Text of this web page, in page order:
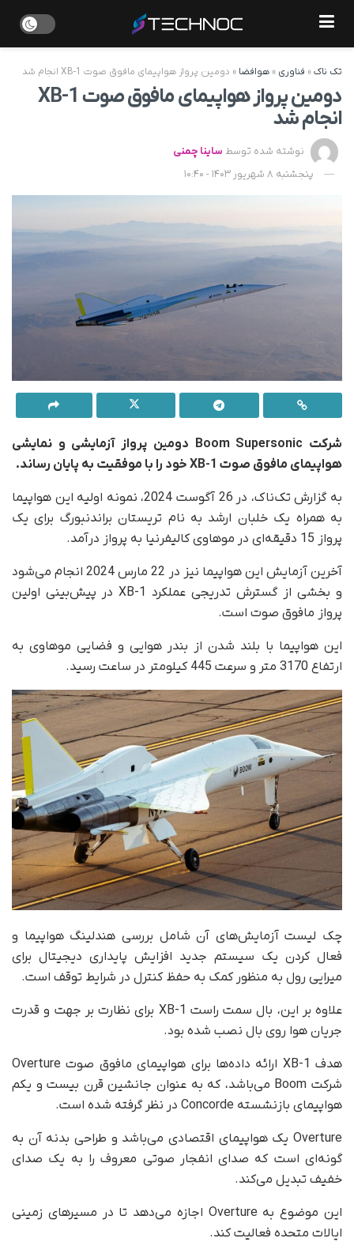
تک ناک» فناوری » هوافضا » دومین پرواز هواپیمای مافوق صوت XB-1 انجام شد
دومین پرواز هواپیمای مافوق صوت XB-1
انجام شد
نوشته شده توسط ساینا چمنی
پنجشنبه 8 شهریور 1403 - 10:40
شرکت Boom Supersonic دومین پرواز آزمایشی و نمایشی
هواپیمای مافوق صوت XB-1 خود را با موفقیت به پایان رساند.
به گزارش تک‌ناک، در 26 آگوست 2024، نمونه اولیه این هواپیما
به همراه یک خلبان ارشد به نام تریستان براندنبورگ برای یک
پرواز 15 دقیقه‌ای در موهاوی کالیفرنیا به پرواز درآمد.
آخرین آزمایش این هواپیما نیز در 22 مارس 2024 انجام می‌شود
و بخشی از گسترش تدریجی عملکرد XB-1 در پیش‌بینی اولین
پرواز مافوق صوت است.
این هواپیما با بلند شدن از بندر هوایی و فضایی موهاوی به
ارتفاع 3170 متر و سرعت 445 کیلومتر در ساعت رسید.
چک لیست آزمایش‌های آن شامل بررسی هندلینگ هواپیما و
فعال کردن یک سیستم جدید افزایش پایداری دیجیتال برای
میرایی رول به منظور کمک به حفظ کنترل در شرایط توقف است.
علاوه بر این، بال سمت راست XB-1 برای نظارت بر جهت و قدرت
جریان هوا روی بال نصب شده بود.
هدف XB-1 ارائه داده‌ها برای هواپیمای مافوق صوت Overture
شرکت Boom می‌باشد، که به عنوان جانشین قرن بیست و یکم
هواپیمای بازنشسته Concorde در نظر گرفته شده است.
Overture یک هواپیمای اقتصادی می‌باشد و طراحی بدنه‌ آن به
گونه‌ای است که صدای انفجار صوتی معروف را به یک صدای
خفیف تبدیل می‌کند.
این موضوع به Overture اجازه می‌دهد تا در مسیرهای زمینی
ایالات متحده فعالیت کند.